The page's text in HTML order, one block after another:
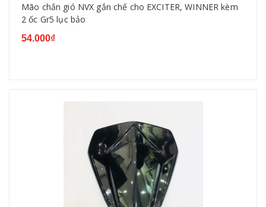
Mão chắn gió NVX gắn chế cho EXCITER, WINNER kèm
2 ốc Gr5 lục bảo
54.000₫